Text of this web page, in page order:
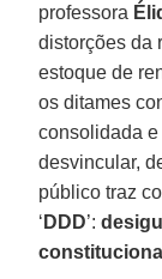
professora
distorções da
estoque de
os ditames
consolidada
desvincular,
público traz
‘ DDD’: